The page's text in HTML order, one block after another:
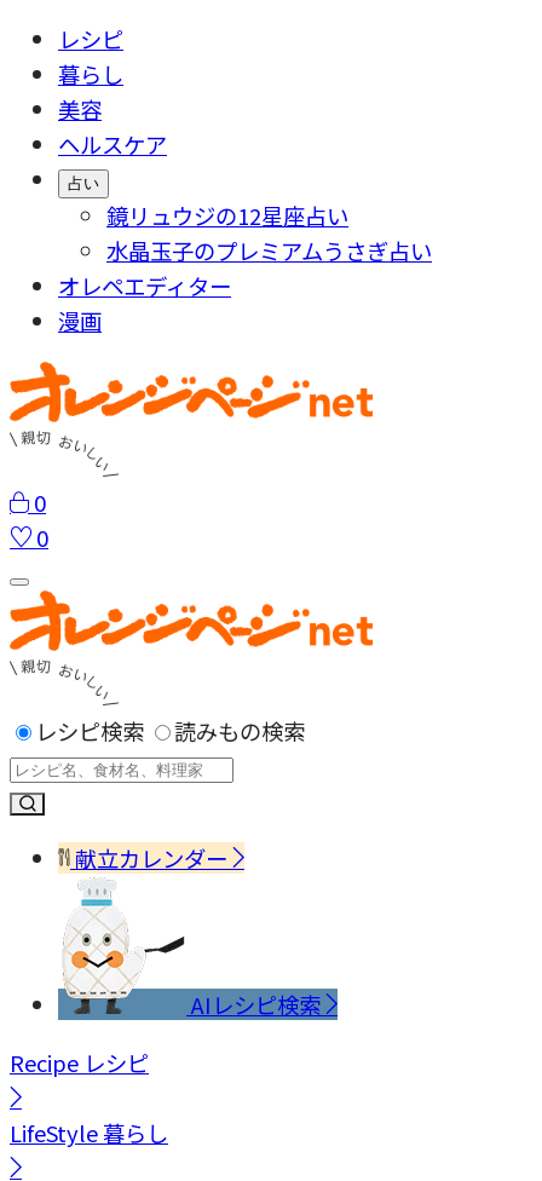
レシピ
暮らし
美容
ヘルスケア
占い
鏡リュウジの12星座占い
水晶玉子のプレミアムうさぎ占い
オレペエディター
漫画
0
0
レシピ検索 読みもの検索
献立カレンダー
AIレシピ検索
Recipe レシピ
LifeStyle暮らし